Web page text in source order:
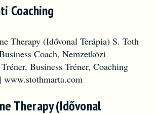
Coaching
Therapy (Idővonal